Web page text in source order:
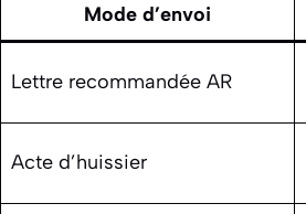
Mode d’envoi
Lettre recommandée AR
Acte d’huissier